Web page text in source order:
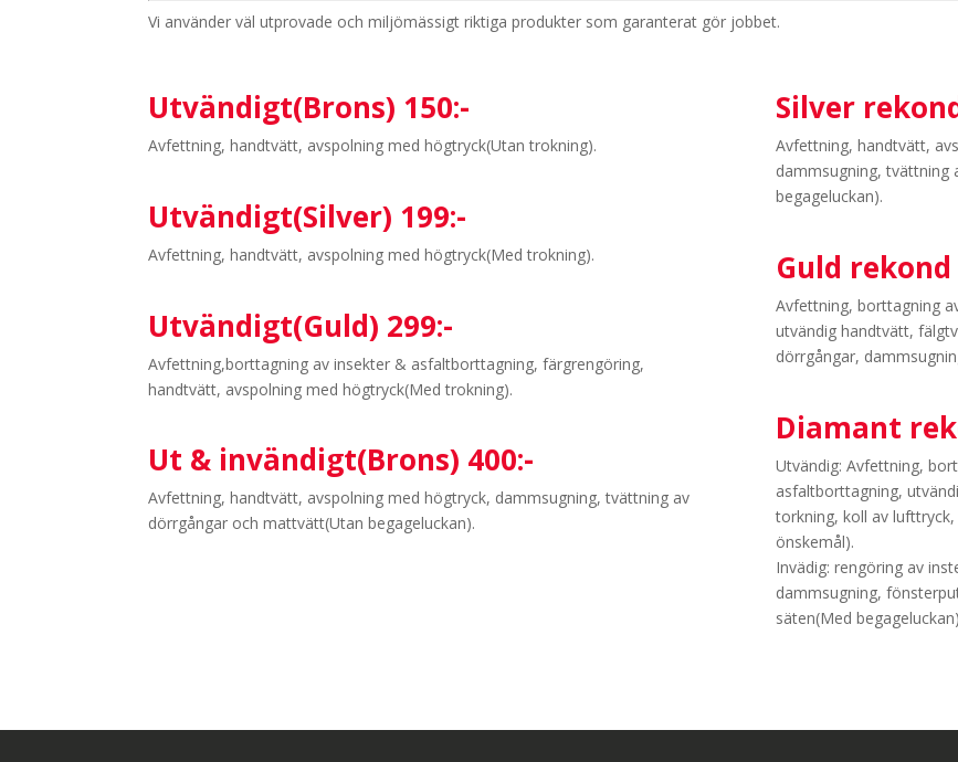
Vi använder väl utprovade och miljömässigt riktiga produkter som garanterat gör jobbet.
Utvändigt(Brons) 150:-
Avfettning, handtvätt, avspolning med högtryck(Utan trokning).
Utvändigt(Silver) 199:-
Avfettning, handtvätt, avspolning med högtryck(Med trokning).
Utvändigt(Guld) 299:-
Avfettning,borttagning av insekter & asfaltborttagning, färgrengöring,
handtvätt, avspolning med högtryck(Med trokning).
Ut & invändigt(Brons) 400:-
Avfettning, handtvätt, avspolning med högtryck, dammsugning, tvättning av
dörrgångar och mattvätt(Utan begageluckan).
Silver
Avfettning, handtvätt,
dammsugning,
begageluckan).
Guld rekond
Avfettning, borttagning
utvändig handtvätt,
dörrgångar,
Diamant
Utvändig: Avfettning,
asfaltborttagning,
torkning, koll av
önskemål).
Invädig: rengöring av
dammsugning,
säten(Med